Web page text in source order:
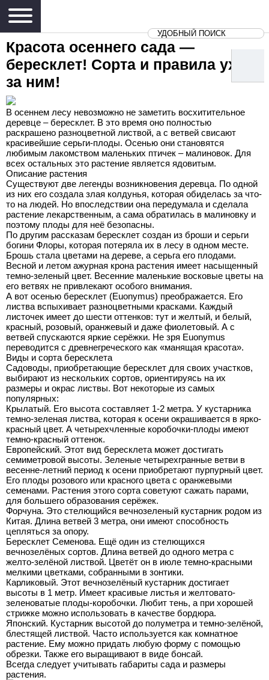
Красота осеннего сада —
бересклет! Сорта и правила ухода
за ним!
В осеннем лесу невозможно не заметить восхитительное
деревце – бересклет. В это время оно полностью
раскрашено разноцветной листвой, а с ветвей свисают
красивейшие серьги-плоды. Осенью они становятся
любимым лакомством маленьких птичек – малиновок. Для
всех остальных это растение является ядовитым.
Описание растения
Существуют две легенды возникновения деревца. По одной
из них его создала злая колдунья, которая обиделась за что-
то на людей. Но впоследствии она передумала и сделала
растение лекарственным, а сама обратилась в малиновку и
поэтому плоды для неё безопасны.
По другим рассказам бересклет создан из броши и серьги
богини Флоры, которая потеряла их в лесу в одном месте.
Брошь стала цветами на дереве, а серьга его плодами.
Весной и летом ажурная крона растения имеет насыщенный
темно-зеленый цвет. Весенние маленькие восковые цветы на
его ветвях не привлекают особого внимания.
А вот осенью бересклет (Euonymus) преображается. Его
листва вспыхивает разноцветными красками. Каждый
листочек имеет до шести оттенков: тут и желтый, и белый,
красный, розовый, оранжевый и даже фиолетовый. А с
ветвей спускаются яркие серёжки. Не зря Euonymus
переводится с древнегреческого как «манящая красота».
Виды и сорта бересклета
Садоводы, приобретающие бересклет для своих участков,
выбирают из нескольких сортов, ориентируясь на их
размеры и окрас листвы. Вот некоторые из самых
популярных:
Крылатый. Его высота составляет 1-2 метра. У кустарника
темно-зеленая листва, которая к осени окрашивается в ярко-
красный цвет. А четырехчленные коробочки-плоды имеют
темно-красный оттенок.
Европейский. Этот вид бересклета может достигать
семиметровой высоты. Зеленые четырехгранные ветви в
весенне-летний период к осени приобретают пурпурный цвет.
Его плоды розового или красного цвета с оранжевыми
семенами. Растения этого сорта советуют сажать парами,
для большего образования серёжек.
Форчуна. Это стелющийся вечнозеленый кустарник родом из
Китая. Длина ветвей 3 метра, они имеют способность
цепляться за опору.
Бересклет Семенова. Ещё один из стелющихся
вечнозелёных сортов. Длина ветвей до одного метра с
желто-зелёной листвой. Цветёт он в июле темно-красными
мелкими цветками, собранными в зонтики.
Карликовый. Этот вечнозелёный кустарник достигает
высоты в 1 метр. Имеет красивые листья и желтовато-
зеленоватые плоды-коробочки. Любит тень, а при хорошей
стрижке можно использовать в качестве бордюра.
Японский. Кустарник высотой до полуметра и темно-зелёной,
блестящей листвой. Часто используется как комнатное
растение. Ему можно придать любую форму с помощью
обрезки. Также его выращивают в виде бонсай.
Всегда следует учитывать габариты сада и размеры
растения.